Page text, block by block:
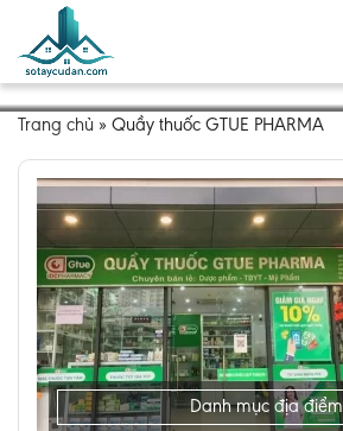
Trang chủ » Quầy thuốc GTUE PHARMA
Danh mục địa điểm